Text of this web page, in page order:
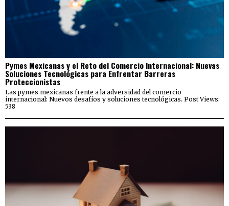
Pymes Mexicanas y el Reto del Comercio Internacional: Nuevas
Soluciones Tecnológicas para Enfrentar Barreras
Proteccionistas
Las pymes mexicanas frente a la adversidad del comercio
internacional: Nuevos desafíos y soluciones tecnológicas. Post Views:
538